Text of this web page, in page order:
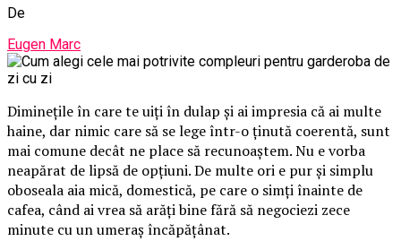
De
Eugen Marc
Diminețile în care te uiți în dulap și ai impresia că ai multe
haine, dar nimic care să se lege într-o ținută coerentă, sunt
mai comune decât ne place să recunoaștem. Nu e vorba
neapărat de lipsă de opțiuni. De multe ori e pur și simplu
oboseala aia mică, domestică, pe care o simți înainte de
cafea, când ai vrea să arăți bine fără să negociezi zece
minute cu un umeraș încăpățânat.